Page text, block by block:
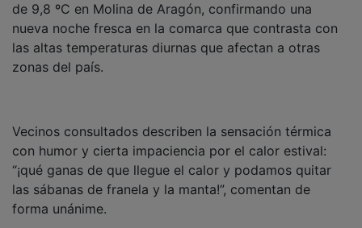
de 9,8 ºC en Molina de Aragón, confirmando una
nueva noche fresca en la comarca que contrasta con
las altas temperaturas diurnas que afectan a otras
zonas del país.
Vecinos consultados describen la sensación térmica
con humor y cierta impaciencia por el calor estival:
“¡qué ganas de que llegue el calor y podamos quitar
las sábanas de franela y la manta!”, comentan de
forma unánime.